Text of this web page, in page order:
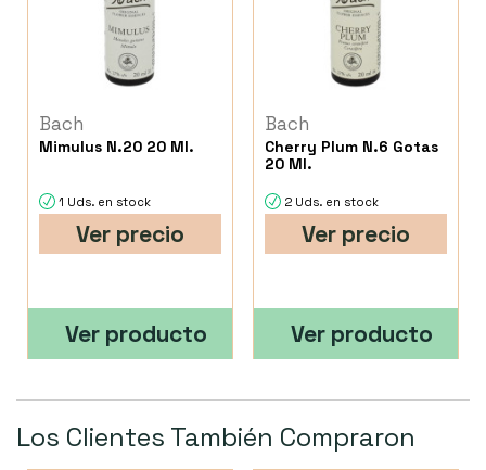
Bach
Mimulus N.20 20 Ml.
1 Uds. en stock
Ver precio
Ver producto
Bach
Cherry Plum N.6 Gotas
20 Ml.
2 Uds. en stock
Ver precio
Ver producto
Los Clientes También Compraron